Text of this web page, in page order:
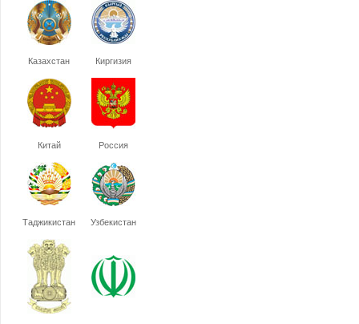
Казахстан Киргизия
Китай Россия
Таджикистан Узбекистан